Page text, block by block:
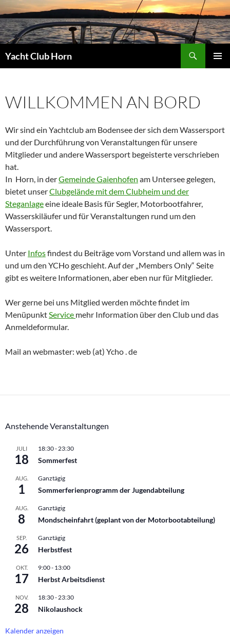
Zum
Inhalt
springen
Yacht Club Horn
WILLKOMMEN AN BORD
Wir sind ein Yachtclub am Bodensee der sich dem Wassersport
und der Durchführung von Veranstaltungen für unsere
Mitglieder und andere Wassersport begeisterte verschrieben
hat.
In Horn, in derGemeinde Gaienhofen am Untersee gelegen,
bietet unserClubgelände mit dem Clubheim und der
Steganlageeine ideale Basis für Segler, Motorbootfahrer,
Wasserskiläufer und für Veranstaltungen rund um den
Wassersport.
Unter Infosfindest du Beiträge vom Vorstand und allem was in
und um den YCHo geschieht. Auf der „Members Only“ Seite
gibt es weitere Informationen, aber eben nur für Mitglieder.
Wer gerne bei uns Mitglied werden möchte findet im
MenüpunktService mehr Information über den Club und das
Anmeldeformular.
Mail an webmaster: web (at) Ycho . de
Anstehende Veranstaltungen
JULI
18
18:30-23:30
Sommerfest
AUG.
1
Ganztägig
Sommerferienprogramm der Jugendabteilung
AUG.
8
Ganztägig
Mondscheinfahrt (geplant von der Motorbootabteilung)
SEP.
26
Ganztägig
Herbstfest
OKT.
17
9:00- 13:00
Herbst Arbeitsdienst
NOV.
28
18:30-23:30
Nikolaushock
Kalender anzeigen